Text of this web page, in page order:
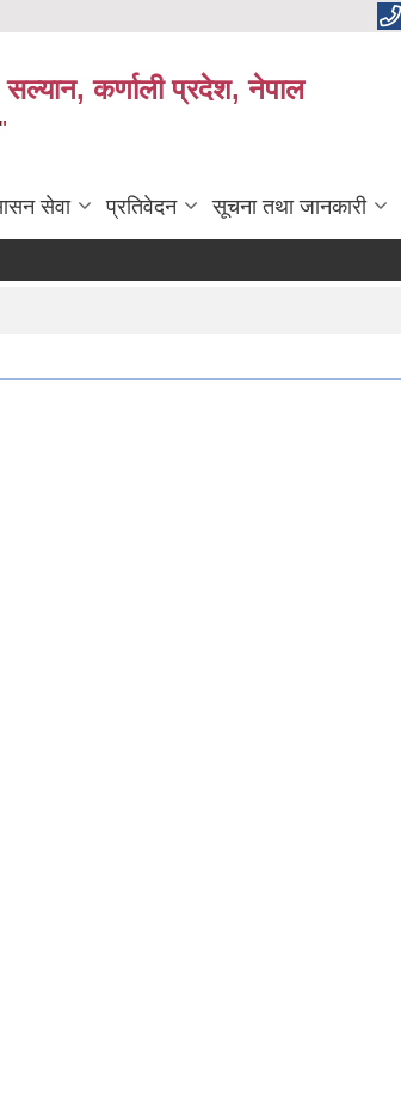
सल्यान, कर्णाली प्रदेश, नेपाल
सेवा प्रतिवेदन सूचना तथा जानकारी